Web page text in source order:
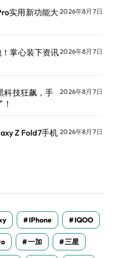
实用新功能大 2026年8月7日
掌心装下资讯2026年8月7日
科技狂飙，手
2026年8月7日
Z Fold7手机 2026年8月7日
IPhone IQOO
一加 三星